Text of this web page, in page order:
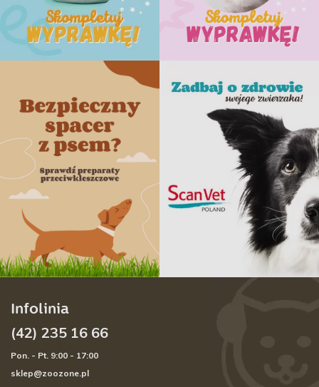
Infolinia
(42) 235 16 66
Pon. - Pt. 9:00 - 17:00
sklep@zoozone.pl